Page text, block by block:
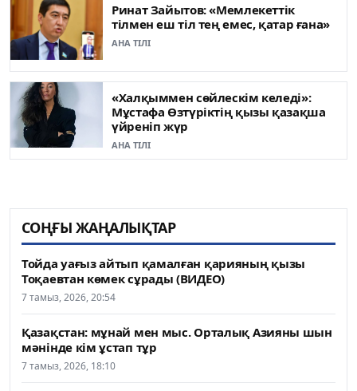
Ринат Зайытов: «Мемлекеттік
тілмен еш тіл тең емес, қатар ғана»
АНА ТІЛІ
«Халқыммен сөйлескім келеді»:
Мұстафа Өзтүріктің қызы қазақша
үйреніп жүр
АНА ТІЛІ
СОҢҒЫ ЖАҢАЛЫҚТАР
Тойда уағыз айтып қамалған қарияның қызы
Тоқаевтан көмек сұрады (ВИДЕО)
7 тамыз, 2026, 20:54
Қазақстан: мұнай мен мыс. Орталық Азияны шын
мәнінде кім ұстап тұр
7 тамыз, 2026, 18:10